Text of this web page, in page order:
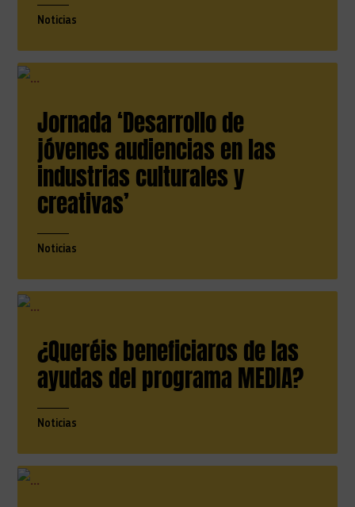
Noticias
Jornada ‘Desarrollo de
jóvenes audiencias en las
industrias culturales y
creativas’
Noticias
¿Queréis beneficiaros de las
ayudas del programa MEDIA?
Noticias